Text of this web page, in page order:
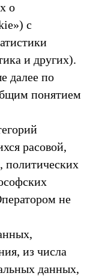
о
с
и других).
далее по
понятием
расовой,
политических
не
из числа
данных,